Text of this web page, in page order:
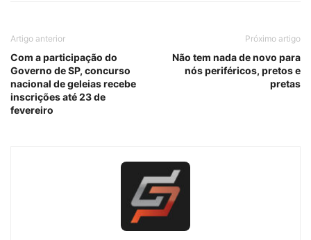
Artigo anterior
Com a participação do
Governo de SP, concurso
nacional de geleias recebe
inscrições até 23 de
fevereiro
Próximo artigo
Não tem nada de novo para
nós periféricos, pretos e
pretas